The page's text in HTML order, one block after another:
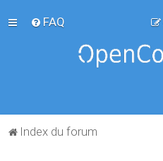
FAQ
Index du forum